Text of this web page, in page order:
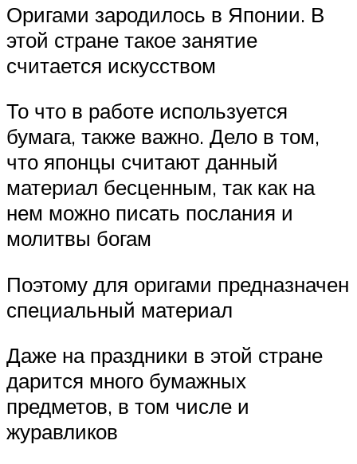
Оригами зародилось в Японии. В
этой стране такое занятие
считается искусством
То что в работе используется
бумага, также важно. Дело в том,
что японцы считают данный
материал бесценным, так как на
нем можно писать послания и
молитвы богам
Поэтому для оригами предназначен
специальный материал
Даже на праздники в этой стране
дарится много бумажных
предметов, в том числе и
журавликов